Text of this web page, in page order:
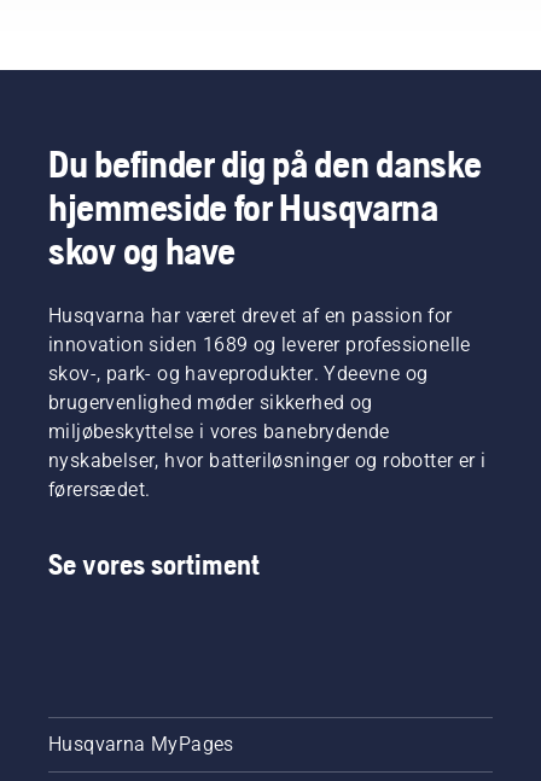
Du befinder dig på den danske
hjemmeside for Husqvarna
skov og have
Husqvarna har været drevet af en passion for
innovation siden 1689 og leverer professionelle
skov-, park- og haveprodukter. Ydeevne og
brugervenlighed møder sikkerhed og
miljøbeskyttelse i vores banebrydende
nyskabelser, hvor batteriløsninger og robotter er i
førersædet.
Se vores sortiment
Husqvarna MyPages